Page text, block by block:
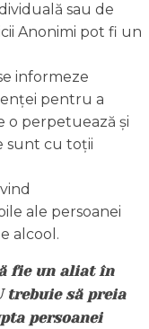
sau de
Anonimi pot fi un
informeze
pentru a
o perpetuează și
sunt cu toții
ale persoanei
alcool.
fie un aliat în
trebuie să preia
persoanei